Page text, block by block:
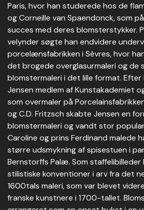
Paris, hvor han studerede hos de
og Corneille van Spaendonck, som
succes med deres blomsterstykker.
velynder søgte han endvidere
porcelænsfabrikken i Sèvres, hvor
det brogede overglasurmaleri og de
blomstermaleri i det lille format. Efter
Jensen medlem af Kunstakademiet
som overmaler på
og C.D. Fritzsch skabte Jensen en
blomstermaleri og vandt stor
Caroline og prins Ferdinand malede
større udsmykning af spisestuen i
Bernstorffs Palæ. Som staffelibilleder
stilistiske konventioner i arv fra det
1600tals maleri, som var blevet
franske kunstnere i 1700-tallet.